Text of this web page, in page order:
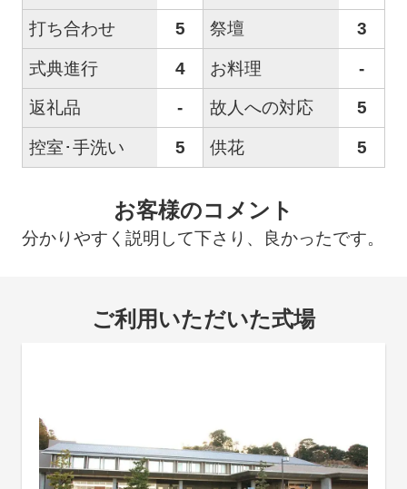
打ち合わせ 5 祭壇 3
式典進行 4 お料理 -
返礼品 - 故人への対応 5
控室･手洗い 5 供花 5
お客様のコメント
分かりやすく説明して下さり、良かったです。
ご利用いただいた式場